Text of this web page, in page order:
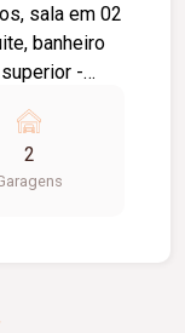
sala em 02
banheiro
-
2